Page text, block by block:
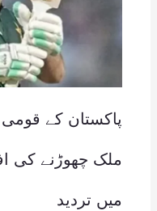
پاکستان کے
ملک چھوڑنے کی
میں تردید